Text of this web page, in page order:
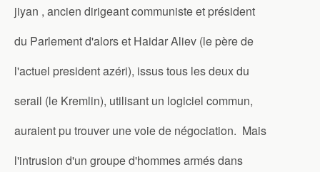
jiyan , ancien dirigeant communiste et président
du Parlement d'alors et Haidar Aliev (le père de
l'actuel president azéri), issus tous les deux du
serail (le Kremlin), utilisant un logiciel commun,
auraient pu trouver une voie de négociation. Mais
l'intrusion d'un groupe d'hommes armés dans